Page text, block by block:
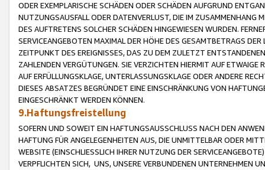
ODER EXEMPLARISCHE SCHÄDEN ODER SCHÄDEN AUFGRUND
NUTZUNGSAUSFALL ODER DATENVERLUST, DIE IM ZUSAMMENHANG
DES AUFTRETENS SOLCHER SCHÄDEN HINGEWIESEN WURDEN.
SERVICEANGEBOTEN MAXIMAL DER HÖHE DES GESAMTBETRAGS
ZEITPUNKT DES EREIGNISSES, DAS ZU DEM ZULETZT
ZAHLENDEN VERGÜTUNGEN. SIE VERZICHTEN HIERMIT AUF
AUF ERFÜLLUNGSKLAGE, UNTERLASSUNGSKLAGE ODER ANDERE
DIESES ABSATZES BEGRÜNDET EINE EINSCHRÄNKUNG VON
EINGESCHRÄNKT WERDEN KÖNNEN.
9.Haftungsfreistellung
SOFERN UND SOWEIT EIN HAFTUNGSAUSSCHLUSS NACH DEN
HAFTUNG FÜR ANGELEGENHEITEN AUS, DIE UNMITTELBAR ODER
WEBSITE (EINSCHLIESSLICH IHRER NUTZUNG DER
VERPFLICHTEN SICH, UNS, UNSERE VERBUNDENEN UNTERNEHMEN